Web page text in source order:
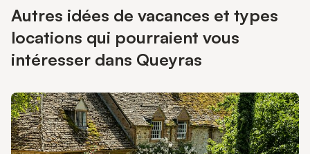
Autres idées de vacances et types
locations qui pourraient vous
intéresser dans Queyras